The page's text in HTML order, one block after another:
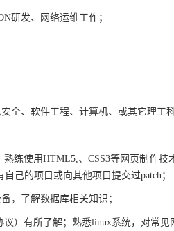
研发、网络运维工作；
全、软件工程、计算机、或其它理工科
熟练使用HTML5,、 CSS3等网页制作技
自己的项目或向其他项目提交过patch；
，了解数据库相关知识；
议）有所了解；熟悉linux系统，对常见